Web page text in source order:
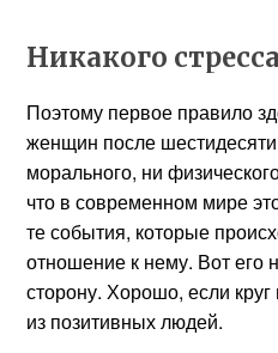
Никакого стресса
Поэтому первое правило
женщин после шестидесяти
морального, ни
что в современном мире
те события, которые
отношение к нему. Вот его
сторону. Хорошо, если
из позитивных людей.